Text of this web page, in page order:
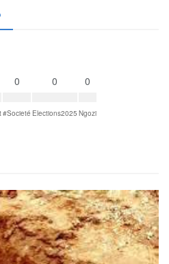
0
#Societé
0
Elections2025
0
Ngozi